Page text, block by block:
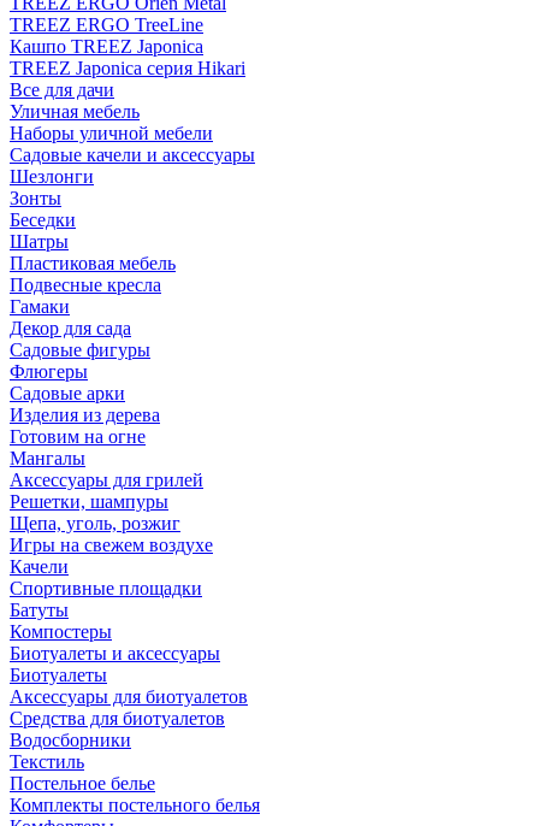
TREEZ ERGO TreeLine
Кашпо TREEZ Japonica
TREEZ Japonica серия Hikari
Все для дачи
Уличная мебель
Наборы уличной мебели
Садовые качели и аксессуары
Шезлонги
Зонты
Беседки
Шатры
Пластиковая мебель
Подвесные кресла
Гамаки
Декор для сада
Садовые фигуры
Флюгеры
Садовые арки
Изделия из дерева
Готовим на огне
Мангалы
Аксессуары для грилей
Решетки, шампуры
Щепа, уголь, розжиг
Игры на свежем воздухе
Качели
Спортивные площадки
Батуты
Компостеры
Биотуалеты и аксессуары
Биотуалеты
Аксессуары для биотуалетов
Средства для биотуалетов
Водосборники
Текстиль
Постельное белье
Комплекты постельного белья